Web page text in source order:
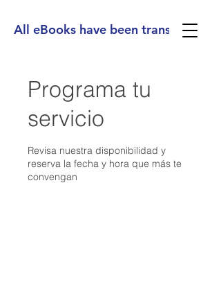
All eBooks have been translated
Programa tu
servicio
Revisa nuestra disponibilidad y
reserva la fecha y hora que más te
convengan